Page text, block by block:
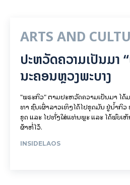
ARTS AND
ປະຫວັດຄວາມເປັນມາ
ນະຄອນຫຼວງພະບາງ
"ພຣະກິວ" ຕາມປະຫວັດຄວາມເປັນມາ ໄ
ທາ ຊົນເຜົ່າລາວເທິງໄດ້ໄປຂຸດມັນ ຢູ່ນ້ຳກິ
ຂຸດ ແລະ ໄປທັ່ງໃສ່ແທ່ນພຼະ ແລະ ໄດ້ພົບເ
ຜ້າຫໍ່ໄວ້.
INSIDELAOS